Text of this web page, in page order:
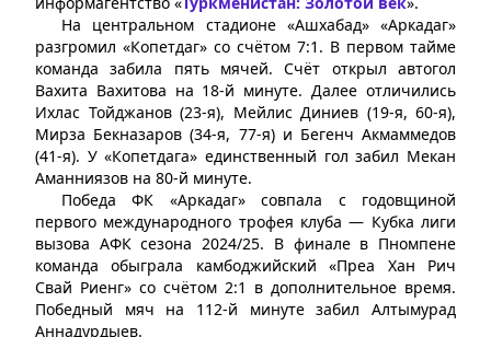
На центральном стадионе «Ашхабад» «Аркадаг»
разгромил «Копетдаг» со счётом 7:1. В первом тайме
команда забила пять мячей. Счёт открыл автогол
Вахита Вахитова на 18-й минуте. Далее отличились
Ихлас Тойджанов (23-я), Мейлис Диниев (19-я, 60-я),
Мирза Бекназаров (34-я, 77-я) и Бегенч Акмаммедов
(41-я). У «Копетдага» единственный гол забил Мекан
Аманниязов на 80-й минуте.
Победа ФК «Аркадаг» совпала с годовщиной
первого международного трофея клуба — Кубка лиги
вызова АФК сезона 2024/25. В финале в Пномпене
команда обыграла камбоджийский «Преа Хан Рич
Свай Риенг» со счётом 2:1 в дополнительное время.
Победный мяч на 112-й минуте забил Алтымурад
Аннадурдыев.